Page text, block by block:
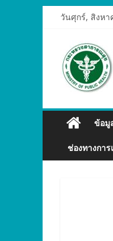
วันศุกร์, สิงหา
ข้อมู
ช่องทางกา